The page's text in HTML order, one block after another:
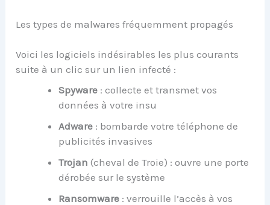
Les types de malwares fréquemment propagés
Voici les logiciels indésirables les plus courants
suite à un clic sur un lien infecté :
Spyware : collecte et transmet vos
données à votre insu
Adware : bombarde votre téléphone de
publicités invasives
Trojan (cheval de Troie) : ouvre une porte
dérobée sur le système
Ransomware : verrouille l’accès à vos